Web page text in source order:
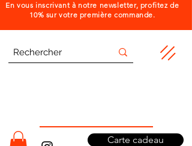
En vous inscrivant à notre newsletter, profitez de
10% sur votre première commande.
Carte cadeau